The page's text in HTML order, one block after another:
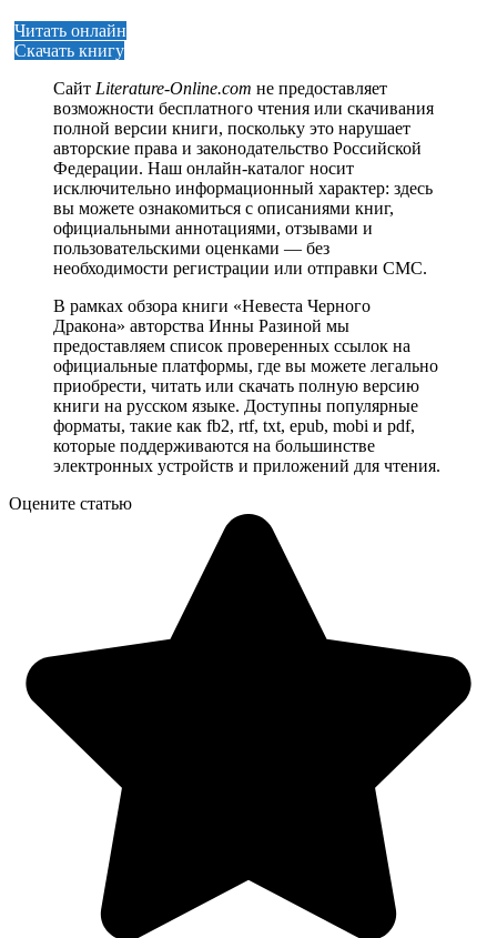
Читать онлайн
Скачать книгу
Сайт Literature-Online.com не предоставляет
возможности бесплатного чтения или скачивания
полной версии книги, поскольку это нарушает
авторские права и законодательство Российской
Федерации. Наш онлайн-каталог носит
исключительно информационный характер: здесь
вы можете ознакомиться с описаниями книг,
официальными аннотациями, отзывами и
пользовательскими оценками — без
необходимости регистрации или отправки СМС.
В рамках обзора книги «Невеста Черного
Дракона» авторства Инны Разиной мы
предоставляем список проверенных ссылок на
официальные платформы, где вы можете легально
приобрести, читать или скачать полную версию
книги на русском языке. Доступны популярные
форматы, такие как fb2, rtf, txt, epub, mobi и pdf,
которые поддерживаются на большинстве
электронных устройств и приложений для чтения.
Оцените статью